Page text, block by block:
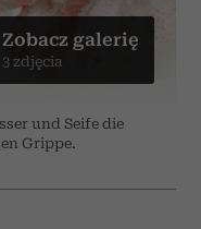
und Seife die
Grippe.
Zobacz galerię
3 zdjęcia